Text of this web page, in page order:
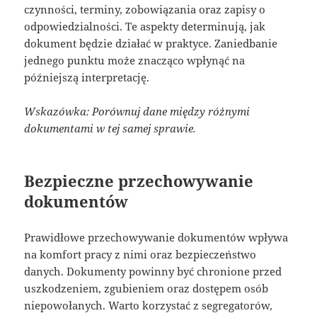
czynności, terminy, zobowiązania oraz zapisy o
odpowiedzialności. Te aspekty determinują, jak
dokument będzie działać w praktyce. Zaniedbanie
jednego punktu może znacząco wpłynąć na
późniejszą interpretację.
Wskazówka: Porównuj dane między różnymi
dokumentami w tej samej sprawie.
Bezpieczne przechowywanie
dokumentów
Prawidłowe przechowywanie dokumentów wpływa
na komfort pracy z nimi oraz bezpieczeństwo
danych. Dokumenty powinny być chronione przed
uszkodzeniem, zgubieniem oraz dostępem osób
niepowołanych. Warto korzystać z segregatorów,